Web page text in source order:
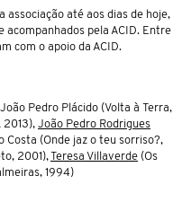
associação até aos dias de hoje,
pela ACID. Entre
com o apoio da ACID.
Pedro Plácido (Volta à Terra,
2013), João Pedro Rodrigues
Costa (Onde jaz o teu sorriso?,
2001),Teresa Villaverde (Os
1994)